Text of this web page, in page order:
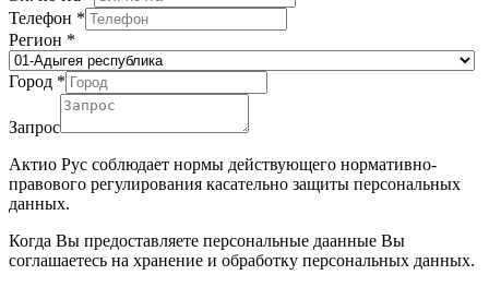
Телефон *
Регион *
Город *
Запрос
Актио Рус соблюдает нормы действующего нормативно-
правового регулирования касательно защиты персональных
данных.
Когда Вы предоставляете персональные даанные Вы
соглашаетесь на хранение и обработку персональных данных.